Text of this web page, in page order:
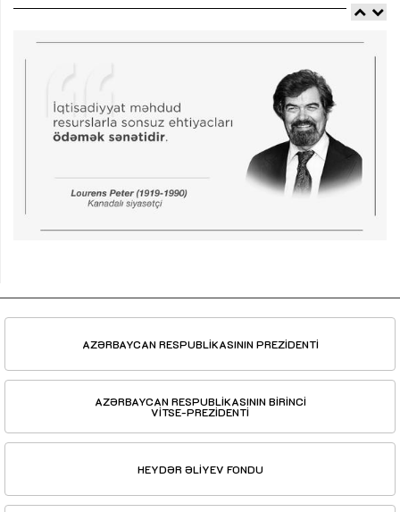
AZƏRBAYCAN RESPUBLİKASININ PREZİDENTİ
AZƏRBAYCAN RESPUBLİKASININ BİRİNCİ
VİTSE-PREZİDENTİ
HEYDƏR ƏLİYEV FONDU